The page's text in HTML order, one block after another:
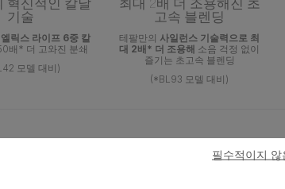
혁신적인 칼날
기술
릭스 라이프 6중 칼
배* 더 고와진 분쇄
모델 대비)
최대 2배 더 조용해진 초
고속 블렌딩
테팔만의 사일런스 기술력으로 최
대 2배* 더 조용해 소음 걱정 없이
즐기는 초고속 블렌딩
(*BL93 모델 대비)
필수적이지